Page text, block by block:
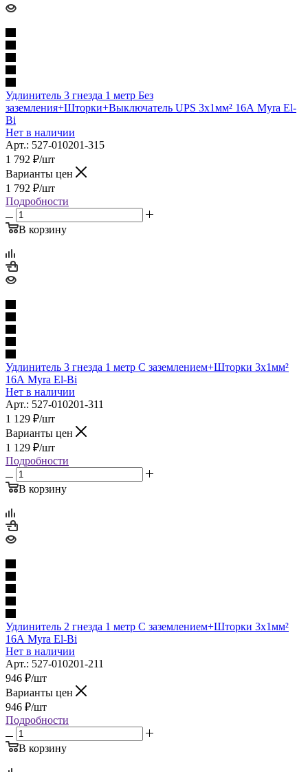
Удлинитель 3 гнезда 1 метр Без
заземления+Шторки+Выключатель UPS 3х1мм² 16А Myra El-
Bi
Нет в наличии
Арт.: 527-010201-315
1 792 ₽/шт
Варианты цен
1 792 ₽/шт
Подробности
В корзину
Удлинитель 3 гнезда 1 метр С заземлением+Шторки 3х1мм²
16А Myra El-Bi
Нет в наличии
Арт.: 527-010201-311
1 129 ₽/шт
Варианты цен
1 129 ₽/шт
Подробности
В корзину
Удлинитель 2 гнезда 1 метр С заземлением+Шторки 3х1мм²
16А Myra El-Bi
Нет в наличии
Арт.: 527-010201-211
946 ₽/шт
Варианты цен
946 ₽/шт
Подробности
В корзину